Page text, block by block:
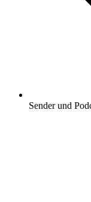
Sender und